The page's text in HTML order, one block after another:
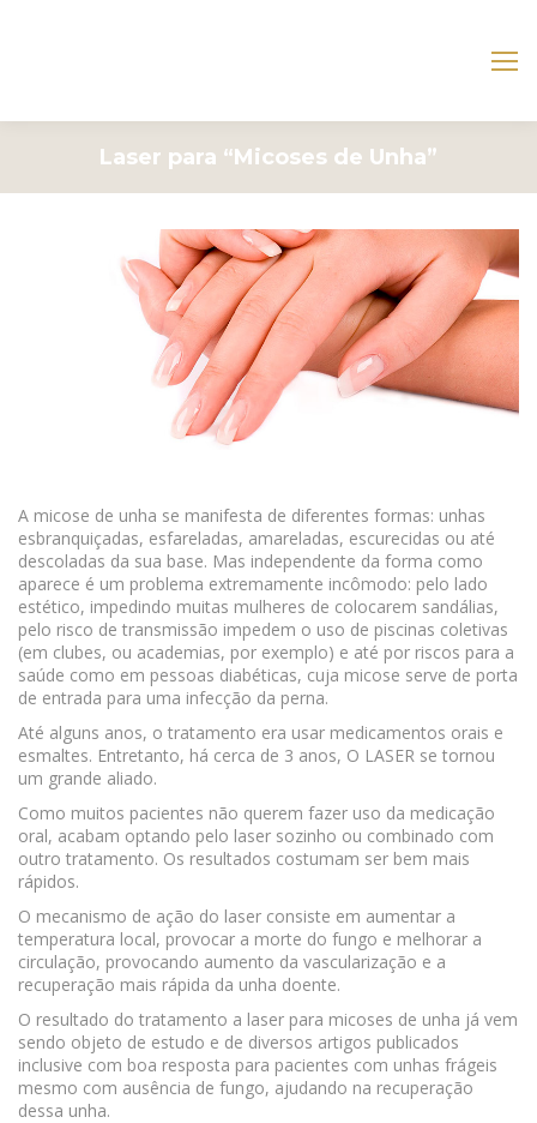
Laser para “Micoses de Unha”
A micose de unha se manifesta de diferentes formas: unhas
esbranquiçadas, esfareladas, amareladas, escurecidas ou até
descoladas da sua base. Mas independente da forma como
aparece é um problema extremamente incômodo: pelo lado
estético, impedindo muitas mulheres de colocarem sandálias,
pelo risco de transmissão impedem o uso de piscinas coletivas
(em clubes, ou academias, por exemplo) e até por riscos para a
saúde como em pessoas diabéticas, cuja micose serve de porta
de entrada para uma infecção da perna.
Até alguns anos, o tratamento era usar medicamentos orais e
esmaltes. Entretanto, há cerca de 3 anos, O LASER se tornou
um grande aliado.
Como muitos pacientes não querem fazer uso da medicação
oral, acabam optando pelo laser sozinho ou combinado com
outro tratamento. Os resultados costumam ser bem mais
rápidos.
O mecanismo de ação do laser consiste em aumentar a
temperatura local, provocar a morte do fungo e melhorar a
circulação, provocando aumento da vascularização e a
recuperação mais rápida da unha doente.
O resultado do tratamento a laser para micoses de unha já vem
sendo objeto de estudo e de diversos artigos publicados
inclusive com boa resposta para pacientes com unhas frágeis
mesmo com ausência de fungo, ajudando na recuperação
dessa unha.